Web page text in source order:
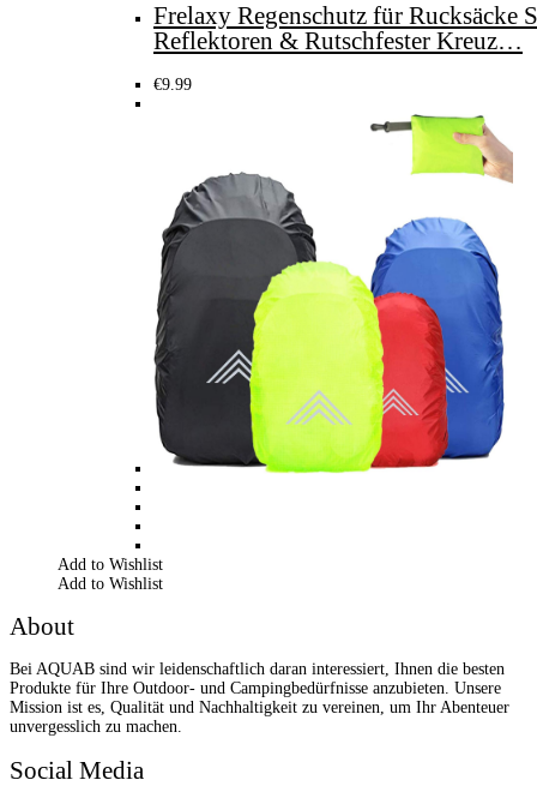
Frelaxy Regenschutz für Rucksäcke
Reflektoren & Rutschfester Kreuz…
€9.99
Add to Wishlist
Add to Wishlist
About
Bei AQUAB sind wir leidenschaftlich daran interessiert, Ihnen die besten
Produkte für Ihre Outdoor- und Campingbedürfnisse anzubieten. Unsere
Mission ist es, Qualität und Nachhaltigkeit zu vereinen, um Ihr Abenteuer
unvergesslich zu machen.
Social Media